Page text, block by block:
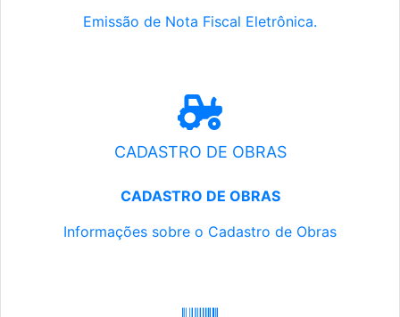
Emissão de Nota Fiscal Eletrônica.
CADASTRO DE OBRAS
CADASTRO DE OBRAS
Informações sobre o Cadastro de Obras